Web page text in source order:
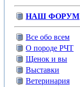
НАШ ФОРУМ
Все обо всем
О породе РЧТ
Щенок и вы
Выставки
Ветеринария